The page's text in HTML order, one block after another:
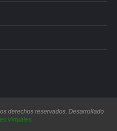
derechos reservados. Desarrollado
Virtuales